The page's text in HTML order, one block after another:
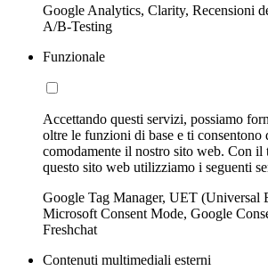
Google Analytics, Clarity, Recensioni
A/B-Testing
Funzionale
Accettando questi servizi, possiamo
oltre le funzioni di base e ti consentono
comodamente il nostro sito web. Con il
questo sito web utilizziamo i seguenti
Google Tag Manager, UET (Universal
Microsoft Consent Mode, Google
Freshchat
Contenuti multimediali esterni